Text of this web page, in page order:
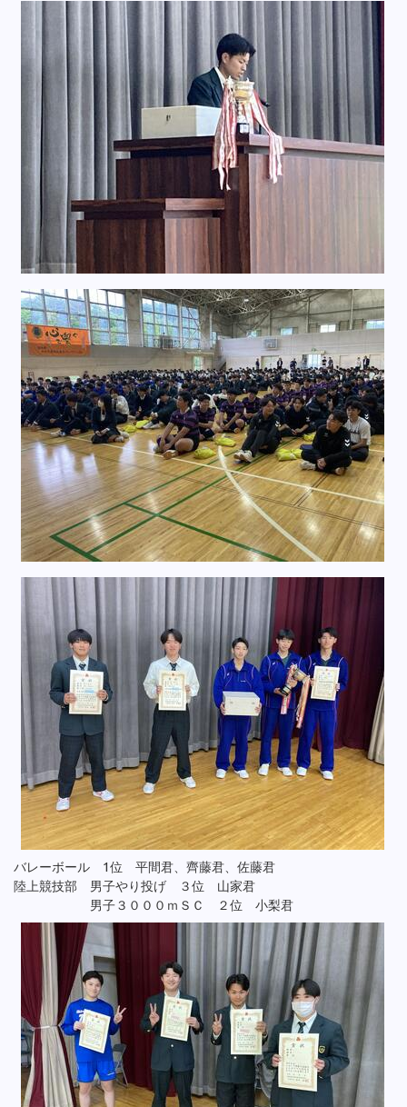
バレーボール 1位 平間君、齊藤君、佐藤君
陸上競技部 男子やり投げ ３位 山家君
男子３０００ｍＳＣ ２位 小梨君